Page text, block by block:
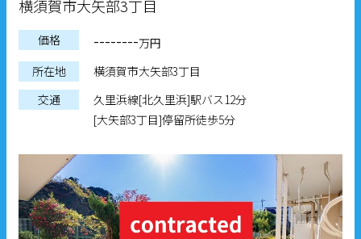
横須賀市大矢部3丁目
価格 --------万円
所在地
横須賀市大矢部3丁目
交通
久里浜線[北久里浜]駅バス12分
[大矢部3丁目]停留所徒歩5分